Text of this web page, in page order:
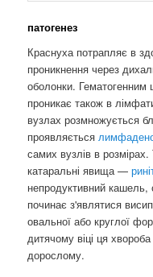
патогенез
Краснуха потрапляє в
проникнення через
оболонки. Гематогенним
проникає також в
вузлах розмножується
проявляється
самих вузлів в
катаральні явища —
непродуктивний
починає з'являтися
овальної або круглої
дитячому віці ця
дорослому.